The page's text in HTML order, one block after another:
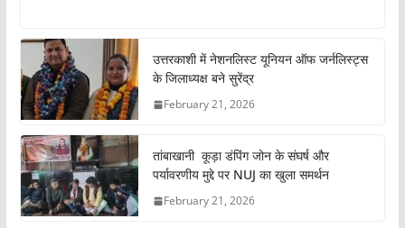
c
e
b
o
o
k
itt
er s
A
p
e
उत्तरकाशी में नेशनलिस्ट यूनियन ऑफ जर्नलिस्ट्स
के जिलाध्यक्ष बने सुरेंद्र
February 21, 2026
तांबाखानी कूड़ा डंपिंग जोन के संघर्ष और
पर्यावरणीय मुद्दे पर NUJ का खुला समर्थन
February 21, 2026